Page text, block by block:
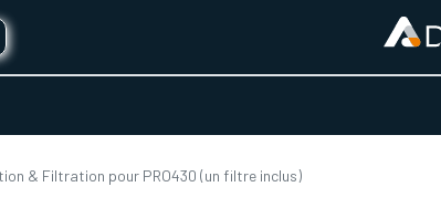
& Filtration pour PRO430 (un filtre inclus)